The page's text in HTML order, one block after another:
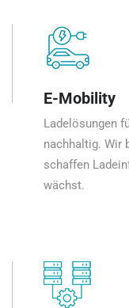
E-Mobility
Ladelösungen
nachhaltig. Wir
schaffen
wächst.